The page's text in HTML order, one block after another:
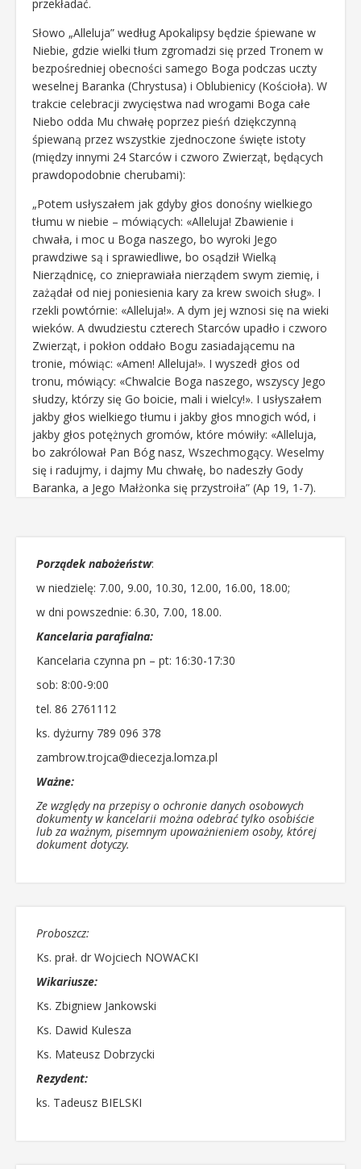
przekładać.
Słowo „Alleluja” według Apokalipsy będzie śpiewane w
Niebie, gdzie wielki tłum zgromadzi się przed Tronem w
bezpośredniej obecności samego Boga podczas uczty
weselnej Baranka (Chrystusa) i Oblubienicy (Kościoła). W
trakcie celebracji zwycięstwa nad wrogami Boga całe
Niebo odda Mu chwałę poprzez pieśń dziękczynną
śpiewaną przez wszystkie zjednoczone święte istoty
(między innymi 24 Starców i czworo Zwierząt, będących
prawdopodobnie cherubami):
„Potem usłyszałem jak gdyby głos donośny wielkiego
tłumu w niebie – mówiących: «Alleluja! Zbawienie i
chwała, i moc u Boga naszego, bo wyroki Jego
prawdziwe są i sprawiedliwe, bo osądził Wielką
Nierządnicę, co znieprawiała nierządem swym ziemię, i
zażądał od niej poniesienia kary za krew swoich sług». I
rzekli powtórnie: «Alleluja!». A dym jej wznosi się na wieki
wieków. A dwudziestu czterech Starców upadło i czworo
Zwierząt, i pokłon oddało Bogu zasiadającemu na
tronie, mówiąc: «Amen! Alleluja!». I wyszedł głos od
tronu, mówiący: «Chwalcie Boga naszego, wszyscy Jego
słudzy, którzy się Go boicie, mali i wielcy!». I usłyszałem
jakby głos wielkiego tłumu i jakby głos mnogich wód, i
jakby głos potężnych gromów, które mówiły: «Alleluja,
bo zakrólował Pan Bóg nasz, Wszechmogący. Weselmy
się i radujmy, i dajmy Mu chwałę, bo nadeszły Gody
Baranka, a Jego Małżonka się przystroiła” (Ap 19, 1-7).
Porządek nabożeństw:
w niedzielę: 7.00, 9.00, 10.30, 12.00, 16.00, 18.00;
w dni powszednie: 6.30, 7.00, 18.00.
Kancelaria parafialna:
Kancelaria czynna pn – pt: 16:30-17:30
sob: 8:00-9:00
tel. 86 2761112
ks. dyżurny 789 096 378
zambrow.trojca@diecezja.lomza.pl
Ważne:
Ze względy na przepisy o ochronie danych osobowych
dokumenty w kancelarii można odebrać tylko osobiście
lub za ważnym, pisemnym upoważnieniem osoby, której
dokument dotyczy.
Proboszcz:
Ks. prał. dr Wojciech NOWACKI
Wikariusze:
Ks. Zbigniew Jankowski
Ks. Dawid Kulesza
Ks. Mateusz Dobrzycki
Rezydent:
ks. Tadeusz BIELSKI